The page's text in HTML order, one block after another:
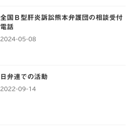
全国Ｂ型肝炎訴訟熊本弁護団の相談受付
電話
2024-05-08
日弁連での活動
2022-09-14